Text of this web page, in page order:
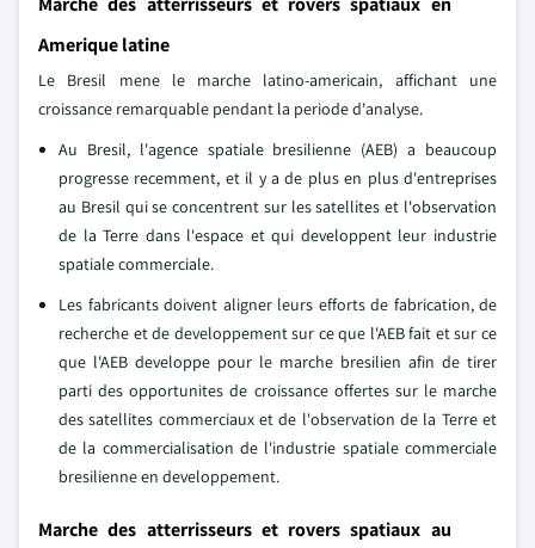
Amerique latine
Le Bresil mene le marche latino-americain, affichant une
croissance remarquable pendant la periode d'analyse.
Au Bresil, l'agence spatiale bresilienne (AEB) a beaucoup
progresse recemment, et il y a de plus en plus d'entreprises
au Bresil qui se concentrent sur les satellites et l'observation
de la Terre dans l'espace et qui developpent leur industrie
spatiale commerciale.
Les fabricants doivent aligner leurs efforts de fabrication, de
recherche et de developpement sur ce que l'AEB fait et sur ce
que l'AEB developpe pour le marche bresilien afin de tirer
parti des opportunites de croissance offertes sur le marche
des satellites commerciaux et de l'observation de la Terre et
de la commercialisation de l'industrie spatiale commerciale
bresilienne en developpement.
Marche des atterrisseurs et rovers spatiaux au